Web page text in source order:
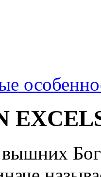
вышних